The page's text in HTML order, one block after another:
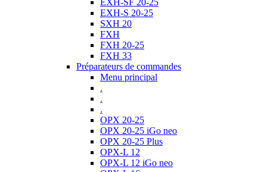
EXH-SF 20-25
EXH-S 20-25
SXH 20
FXH
FXH 20-25
FXH 33
Préparateurs de commandes
Menu principal
.
.
.
OPX 20-25
OPX 20-25 iGo neo
OPX 20-25 Plus
OPX-L 12
OPX-L 12 iGo neo